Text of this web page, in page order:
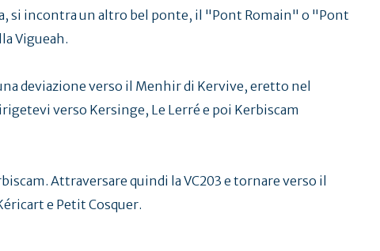
si incontra un altro bel ponte, il "Pont Romain" o "Pont
Vigueah.
deviazione verso il Menhir di Kervive, eretto nel
verso Kersinge, Le Lerré e poi Kerbiscam
Attraversare quindi la VC203 e tornare verso il
e Petit Cosquer.